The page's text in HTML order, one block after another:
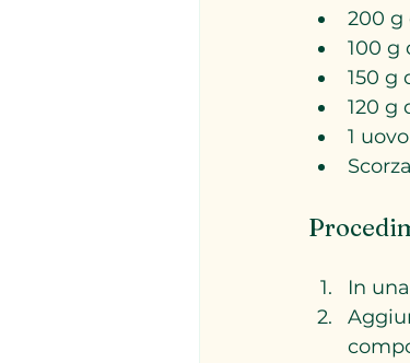
200 g
100 g
150 g
120 g
1 uovo
In